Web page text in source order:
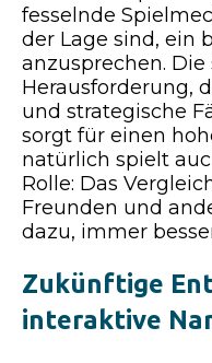
fesselnde
der Lage sind, ein
anzusprechen.
Herausforderung,
und strategische
sorgt für einen
natürlich spielt
Rolle: Das
Freunden und
dazu, immer
Zukünftige
interaktive